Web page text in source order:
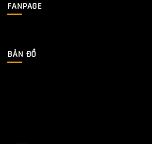
FANPAGE
BẢN ĐỒ